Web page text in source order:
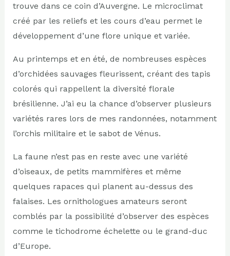
trouve dans ce coin d’Auvergne. Le microclimat
créé par les reliefs et les cours d’eau permet le
développement d’une flore unique et variée.
Au printemps et en été, de nombreuses espèces
d’orchidées sauvages fleurissent, créant des tapis
colorés qui rappellent la diversité florale
brésilienne. J’ai eu la chance d’observer plusieurs
variétés rares lors de mes randonnées, notamment
l’orchis militaire et le sabot de Vénus.
La faune n’est pas en reste avec une variété
d’oiseaux, de petits mammifères et même
quelques rapaces qui planent au-dessus des
falaises. Les ornithologues amateurs seront
comblés par la possibilité d’observer des espèces
comme le tichodrome échelette ou le grand-duc
d’Europe.